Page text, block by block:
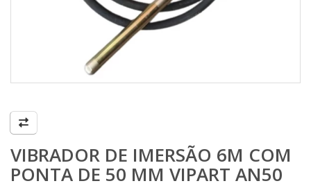
VIBRADOR DE IMERSÃO 6M COM
PONTA DE 50 MM VIPART AN50